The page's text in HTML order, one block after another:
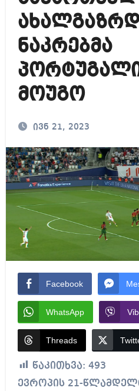
ნაკრებმა
მოუგო
ივნ 21, 2023
Facebook
WhatsApp
Threads
წაკითხვა: 493
ევროპის 21-წლამდელთა ჩემპიონატი